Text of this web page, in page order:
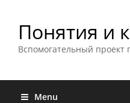
Понятия и
Вспомогательный
Menu